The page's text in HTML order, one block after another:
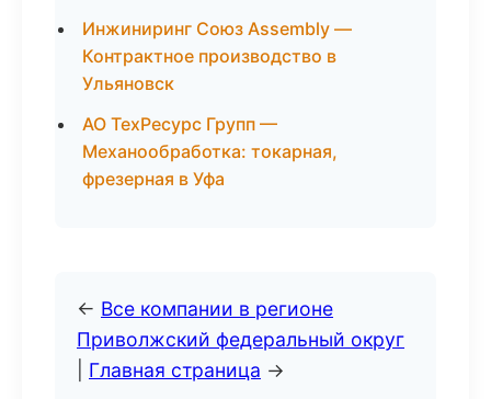
Инжиниринг Союз Assembly —
Контрактное производство в
Ульяновск
АО ТехРесурс Групп —
Механообработка: токарная,
фрезерная в Уфа
← Все компании в регионе
Приволжский федеральный округ
Главная страница →